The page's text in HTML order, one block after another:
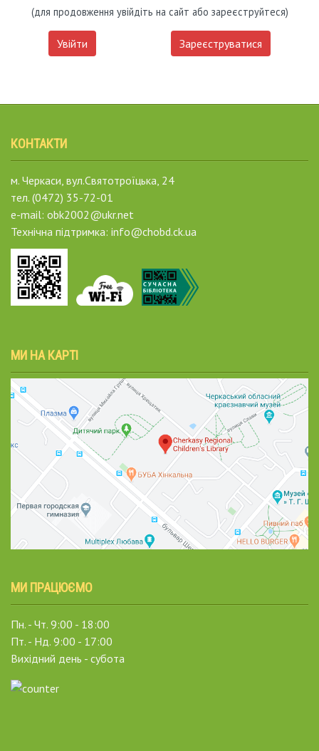
(для продовження увійдіть на сайт або зареєструйтеся)
Увійти Зареєструватися
КОНТАКТИ
м. Черкаси, вул.Святотроїцька, 24
тел. (0472) 35-72-01
e-mail: obk2002@ukr.net
Технічна підтримка: info@chobd.ck.ua
МИ НА КАРТІ
МИ ПРАЦЮЄМО
Пн. - Чт. 9:00 - 18:00
Пт. - Нд. 9:00 - 17:00
Вихідний день - субота